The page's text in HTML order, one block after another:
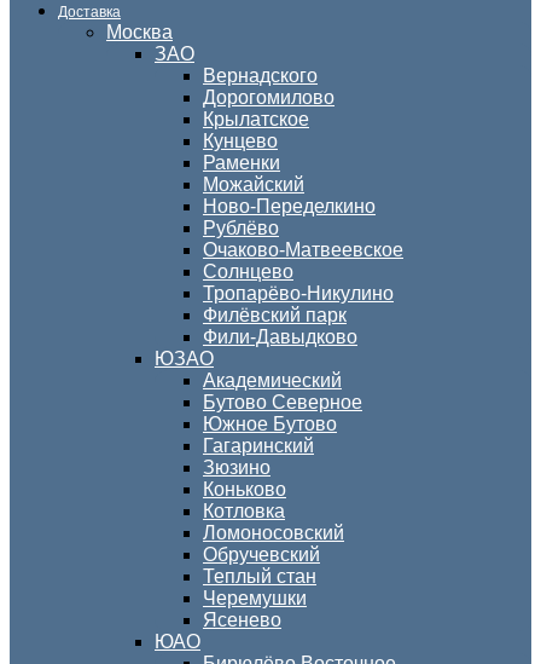
Доставка
Москва
ЗАО
Вернадского
Дорогомилово
Крылатское
Кунцево
Раменки
Можайский
Ново-Переделкино
Рублёво
Очаково-Матвеевское
Солнцево
Тропарёво-Никулино
Филёвский парк
Фили-Давыдково
ЮЗАО
Академический
Бутово Северное
Южное Бутово
Гагаринский
Зюзино
Коньково
Котловка
Ломоносовский
Обручевский
Теплый стан
Черемушки
Ясенево
ЮАО